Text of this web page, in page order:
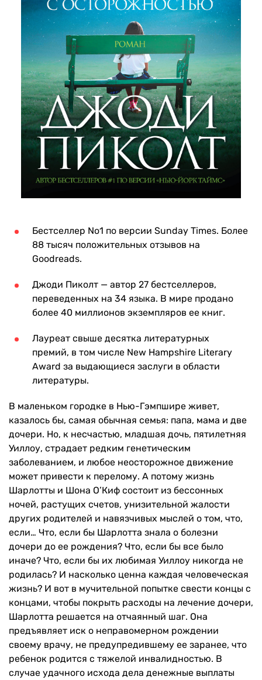
Бестселлер No1 по версии Sunday Times. Более
88 тысяч положительных отзывов на
Goodreads.
Джоди Пиколт — автор 27 бестселлеров,
переведенных на 34 языка. В мире продано
более 40 миллионов экземпляров ее книг.
Лауреат свыше десятка литературных
премий, в том числе New Hampshire Literary
Award за выдающиеся заслуги в области
литературы.
В маленьком городке в Нью-Гэмпшире живет,
казалось бы, самая обычная семья: папа, мама и две
дочери. Но, к несчастью, младшая дочь, пятилетняя
Уиллоу, страдает редким генетическим
заболеванием, и любое неосторожное движение
может привести к перелому. А потому жизнь
Шарлотты и Шона О’Киф состоит из бессонных
ночей, растущих счетов, унизительной жалости
других родителей и навязчивых мыслей о том, что,
если… Что, если бы Шарлотта знала о болезни
дочери до ее рождения? Что, если бы все было
иначе? Что, если бы их любимая Уиллоу никогда не
родилась? И насколько ценна каждая человеческая
жизнь? И вот в мучительной попытке свести концы с
концами, чтобы покрыть расходы на лечение дочери,
Шарлотта решается на отчаянный шаг. Она
предъявляет иск о неправомерном рождении
своему врачу, не предупредившему ее заранее, что
ребенок родится с тяжелой инвалидностью. В
случае удачного исхода дела денежные выплаты